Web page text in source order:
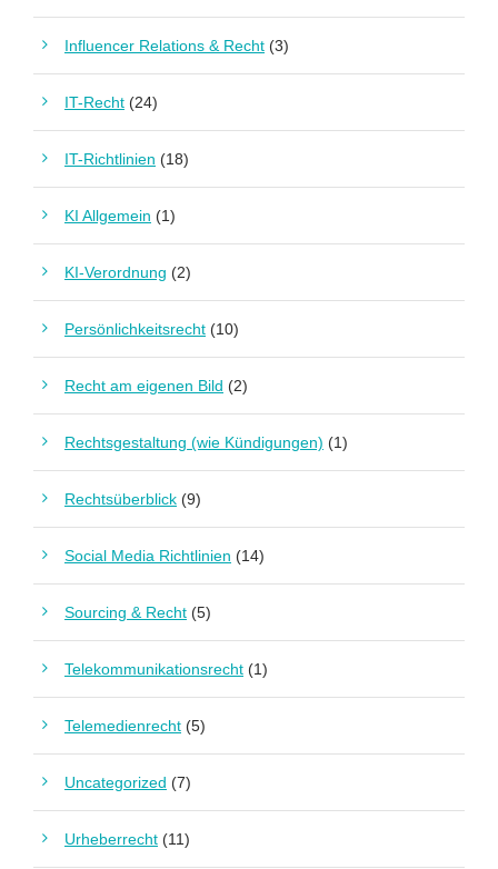
Influencer Relations & Recht (3)
IT-Recht (24)
IT-Richtlinien (18)
KI Allgemein (1)
KI-Verordnung (2)
Persönlichkeitsrecht (10)
Recht am eigenen Bild (2)
Rechtsgestaltung (wie Kündigungen) (1)
Rechtsüberblick (9)
Social Media Richtlinien (14)
Sourcing & Recht (5)
Telekommunikationsrecht (1)
Telemedienrecht (5)
Uncategorized (7)
Urheberrecht (11)